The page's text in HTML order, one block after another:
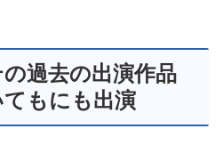
過去の出演作品
もにも出演